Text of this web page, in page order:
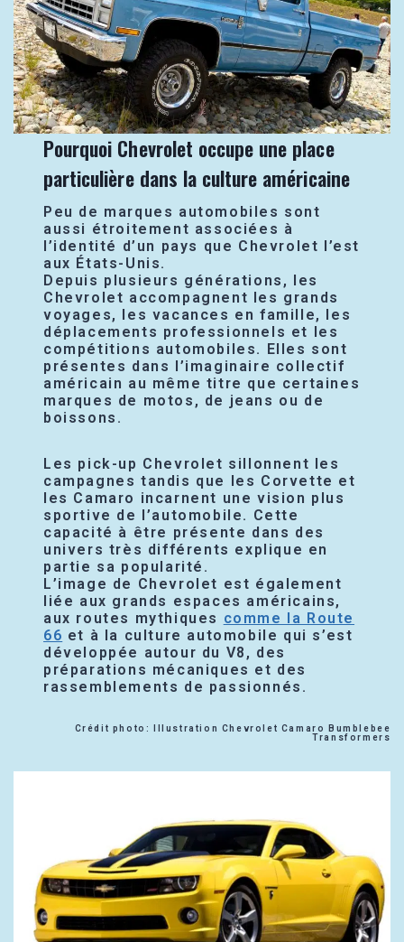
Pourquoi Chevrolet occupe une place
particulière dans la culture américaine
Peu de marques automobiles sont
aussi étroitement associées à
l’identité d’un pays que Chevrolet l’est
aux États-Unis.
Depuis plusieurs générations, les
Chevrolet accompagnent les grands
voyages, les vacances en famille, les
déplacements professionnels et les
compétitions automobiles. Elles sont
présentes dans l’imaginaire collectif
américain au même titre que certaines
marques de motos, de jeans ou de
boissons.
Les pick-up Chevrolet sillonnent les
campagnes tandis que les Corvette et
les Camaro incarnent une vision plus
sportive de l’automobile. Cette
capacité à être présente dans des
univers très différents explique en
partie sa popularité.
L’image de Chevrolet est également
liée aux grands espaces américains,
aux routes mythiques comme la Route
66 et à la culture automobile qui s’est
développée autour du V8, des
préparations mécaniques et des
rassemblements de passionnés.
Crédit photo: Illustration Chevrolet Camaro Bumblebee
Transformers